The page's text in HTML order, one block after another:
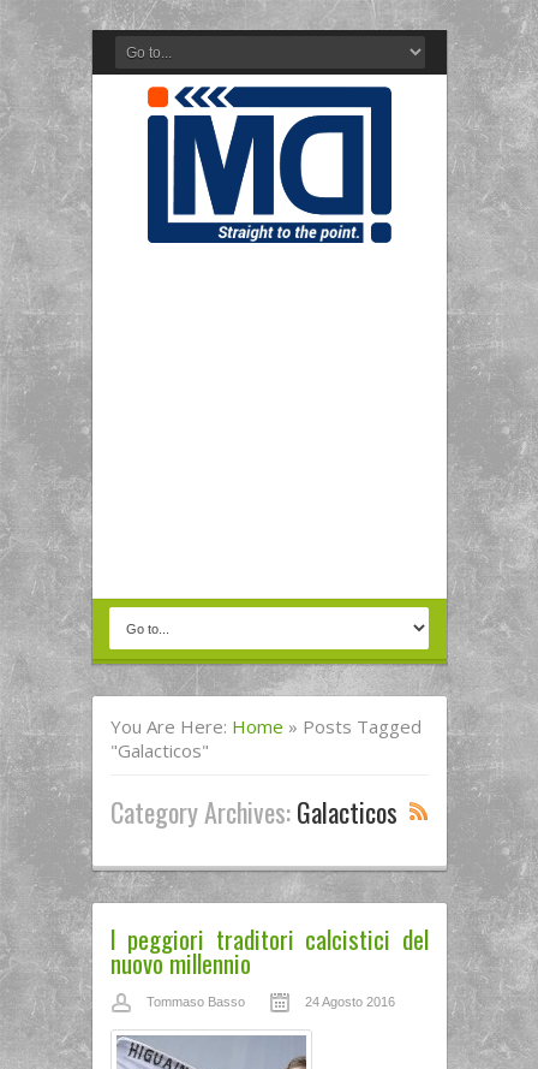
You Are Here: Home » Posts Tagged
"Galacticos"
Category Archives:Galacticos
I peggiori traditori calcistici del
nuovo millennio
Tommaso Basso 24 Agosto 2016